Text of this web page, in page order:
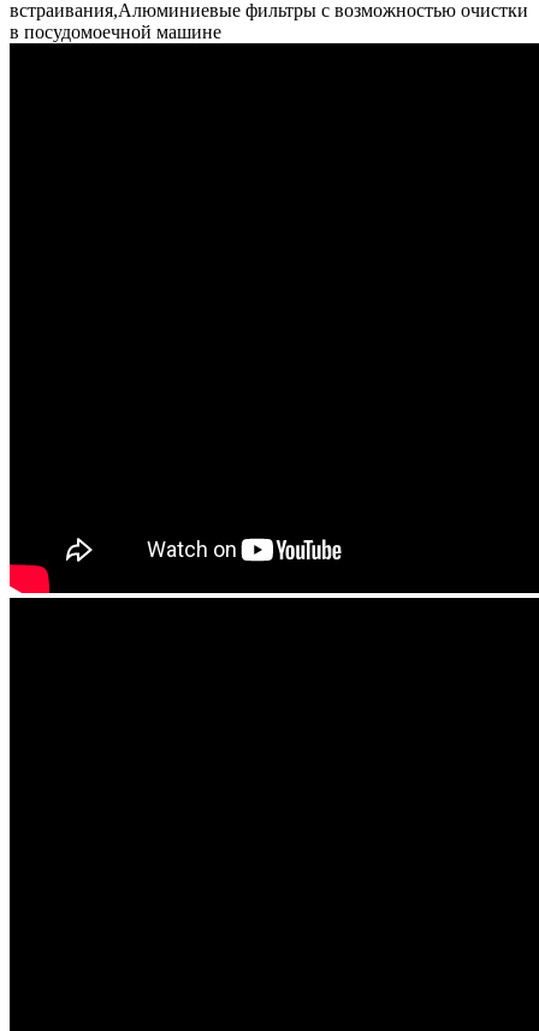
встраивания,Алюминиевые фильтры с возможностью очистки
в посудомоечной машине